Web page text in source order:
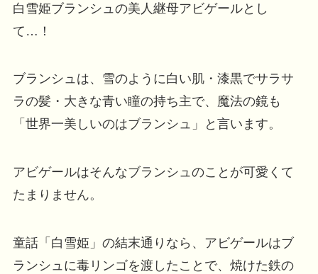
白雪姫ブランシュの美人継母アビゲールとし
て…！
ブランシュは、雪のように白い肌・漆黒でサラサ
ラの髪・大きな青い瞳の持ち主で、魔法の鏡も
「世界一美しいのはブランシュ」と言います。
アビゲールはそんなブランシュのことが可愛くて
たまりません。
童話「白雪姫」の結末通りなら、アビゲールはブ
ランシュに毒リンゴを渡したことで、焼けた鉄の